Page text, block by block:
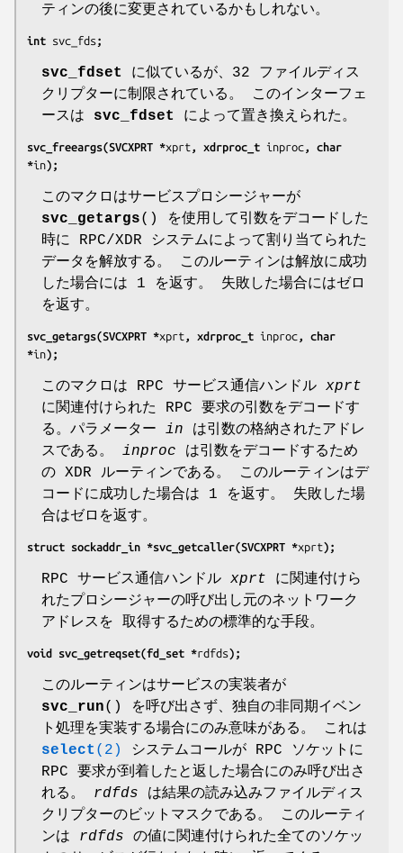
ティンの後に変更されているかもしれない。
int svc_fds ;
svc_fdset
に似ているが、32 ファイルディス
クリプターに制限されている。 このインターフェ
ースは svc_fdset によって置き換えられた。
svc_freeargs(SVCXPRT *xprt , xdrproc_t inproc , char
*in);
このマクロはサービスプロシージャーが
svc_getargs() を使用して引数をデコードした
時に RPC/XDR システムによって割り当てられた
データを解放する。 このルーティンは解放に成功
した場合には 1 を返す。 失敗した場合にはゼロ
を返す。
svc_getargs(SVCXPRT *xprt , xdrproc_t inproc , char
*in);
このマクロは RPC サービス通信ハンドル xprt
に関連付けられた RPC 要求の引数をデコードす
る。パラメーター in は引数の格納されたアドレ
スである。 inproc は引数をデコードするため
の XDR ルーティンである。 このルーティンはデ
コードに成功した場合は 1 を返す。 失敗した場
合はゼロを返す。
struct sockaddr_in *svc_getcaller(SVCXPRT *xprt);
RPC サービス通信ハンドル xprt に関連付けら
れたプロシージャーの呼び出し元のネットワーク
アドレスを 取得するための標準的な手段。
void svc_getreqset(fd_set *rdfds);
このルーティンはサービスの実装者が
svc_run() を呼び出さず、独自の非同期イベン
ト処理を実装する場合にのみ意味がある。 これは
select (2)
システムコールが RPC ソケットに
RPC 要求が到着したと返した場合にのみ呼び出さ
れる。 rdfds は結果の読み込みファイルディス
クリプターのビットマスクである。 このルーティ
ンは rdfds の値に関連付けられた全てのソケッ